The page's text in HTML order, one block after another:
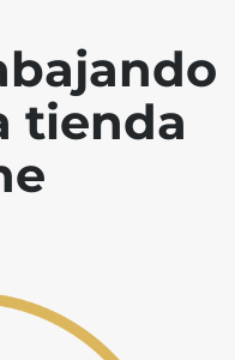
tienda